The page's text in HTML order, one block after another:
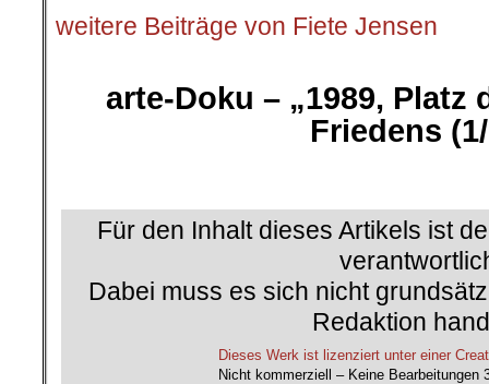
weitere Beiträge von Fiete Jensen
arte-Doku – „1989, Platz
Friedens
Für den Inhalt dieses Artikels ist
Dabei muss es sich nicht
Redaktion
Dieses Werk ist lizenziert unter einer
Nicht kommerziell – Keine Bearbeitungen